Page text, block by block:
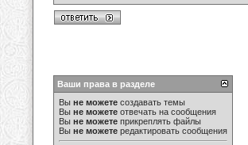
Ваши права в разделе
Вы не можете создавать темы
Вы не можете отвечать на сообщения
Вы не можете прикреплять файлы
Вы не можете редактировать сообщения